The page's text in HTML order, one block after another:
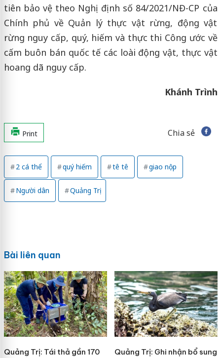
tiên bảo vệ theo Nghị định số 84/2021/NĐ-CP của
Chính phủ về Quản lý thực vật rừng, động vật
rừng nguy cấp, quý, hiếm và thực thi Công ước về
cấm buôn bán quốc tế các loài động vật, thực vật
hoang dã nguy cấp.
Khánh Trình
Print Chia sẻ
2 cá thể quý hiếm tê tê giao nộp
Người dân Quảng Trị
Bài liên quan
Quảng Trị: Tái thả gần 170
Quảng Trị: Ghi nhận bổ sung